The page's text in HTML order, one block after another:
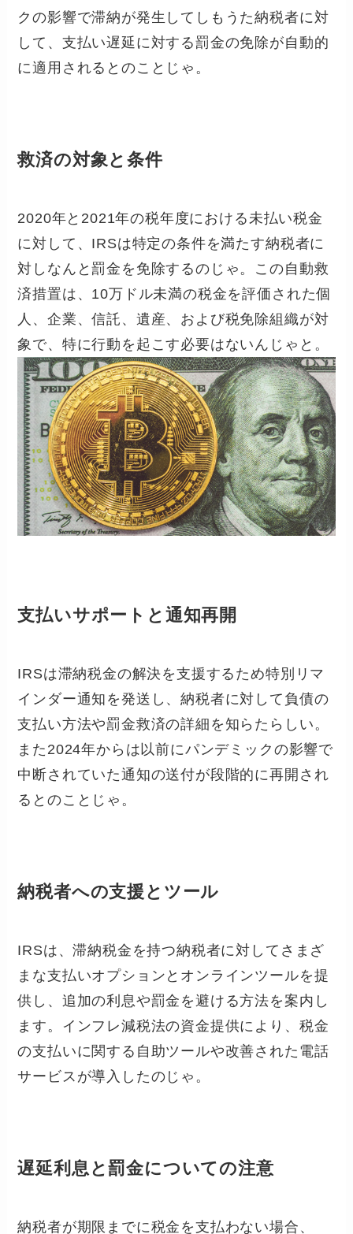
クの影響で滞納が発生してしもうた納税者に対
して、支払い遅延に対する罰金の免除が自動的
に適用されるとのことじゃ。
救済の対象と条件
2020年と2021年の税年度における未払い税金
に対して、IRSは特定の条件を満たす納税者に
対しなんと罰金を免除するのじゃ。この自動救
済措置は、10万ドル未満の税金を評価された個
人、企業、信託、遺産、および税免除組織が対
象で、特に行動を起こす必要はないんじゃと。
支払いサポートと通知再開
IRSは滞納税金の解決を支援するため特別リマ
インダー通知を発送し、納税者に対して負債の
支払い方法や罰金救済の詳細を知らたらしい。
また2024年からは以前にパンデミックの影響で
中断されていた通知の送付が段階的に再開され
るとのことじゃ。
納税者への支援とツール
IRSは、滞納税金を持つ納税者に対してさまざ
まな支払いオプションとオンラインツールを提
供し、追加の利息や罰金を避ける方法を案内し
ます。インフレ減税法の資金提供により、税金
の支払いに関する自助ツールや改善された電話
サービスが導入したのじゃ。
遅延利息と罰金についての注意
納税者が期限までに税金を支払わない場合、